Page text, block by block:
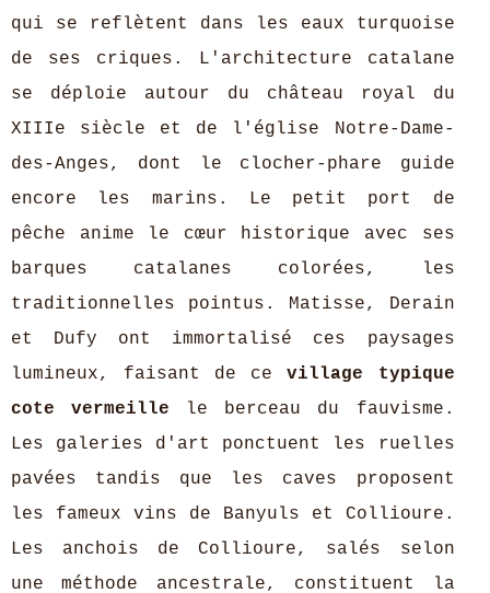
qui se reflètent dans les eaux turquoise
de ses criques. L'architecture catalane
se déploie autour du château royal du
XIIIe siècle et de l'église Notre-Dame-
des-Anges, dont le clocher-phare guide
encore les marins. Le petit port de
pêche anime le cœur historique avec ses
barques catalanes colorées, les
traditionnelles pointus. Matisse, Derain
et Dufy ont immortalisé ces paysages
lumineux, faisant de cevillage typique
cote vermeille le berceau du fauvisme.
Les galeries d'art ponctuent les ruelles
pavées tandis que les caves proposent
les fameux vins de Banyuls et Collioure.
Les anchois de Collioure, salés selon
une méthode ancestrale, constituent la